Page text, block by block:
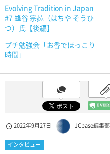
Evolving Tradition in Japan
#7 蜂谷 宗苾（はちや そうひ
つ）氏【後編】
プチ勉強会「お香でほっこり
時間」
2022年9月27日 JCbase編集部
インタビュー